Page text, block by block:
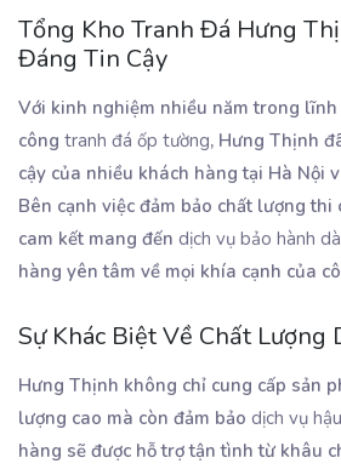
Tổng Kho Tranh Đá Hưng
Đáng Tin Cậy
Với kinh nghiệm nhiều năm trong
công tranh đá ốp tường, Hưng Thịnh
cậy của nhiều khách hàng tại Hà Nội
Bên cạnh việc đảm bảo chất lượng
cam kết mang đến dịch vụ bảo hành
hàng yên tâm về mọi khía cạnh của
Sự Khác Biệt Về Chất Lượng
Hưng Thịnh không chỉ cung cấp sản
lượng cao mà còn đảm bảo dịch vụ
hàng sẽ được hỗ trợ tận tình từ khâu